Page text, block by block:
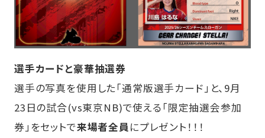
選手カードと豪華抽選券
選手の写真を使用した「通常版選手カード」と、9月
23日の試合(vs東京NB)で使える「限定抽選会参加
券」をセットで来場者全員にプレゼント！！！